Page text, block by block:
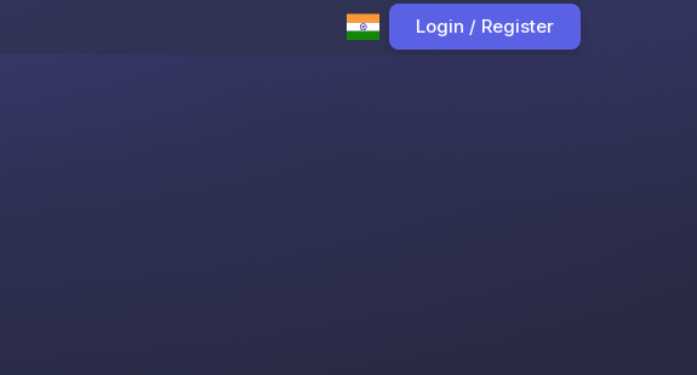
Login / Register